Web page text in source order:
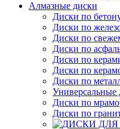
Алмазные диски
Диски по
Диски по
Диски по
Диски по
Диски по
Диски по
Диски по
Универсальные
Диски по
Диски по